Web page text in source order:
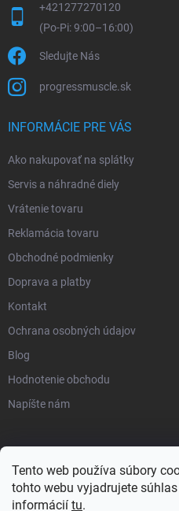
Tento web používa súbory
tohto webu vyjadrujete
informácií tu.
+421277270120
Sledujte Nás
progressmuscle.sk
INFORMÁCIE PRE VÁS
Ako nakupovať na splátky
Servis a náhradné diely
Vrátenie tovaru
Reklamácia tovaru
Obchodné podmienky
Doprava a platby
Kontakt
Ochrana osobných údajov
Blog
Hodnotenie obchodu
Napíšte nám